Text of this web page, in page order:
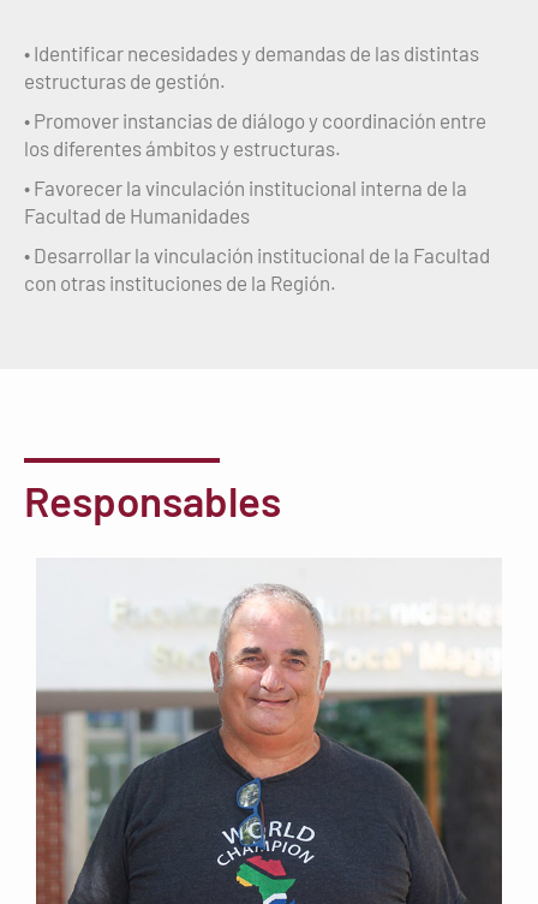
• Identificar necesidades y demandas de las distintas
estructuras de gestión.
• Promover instancias de diálogo y coordinación entre
los diferentes ámbitos y estructuras.
• Favorecer la vinculación institucional interna de la
Facultad de Humanidades
• Desarrollar la vinculación institucional de la Facultad
con otras instituciones de la Región.
Responsables